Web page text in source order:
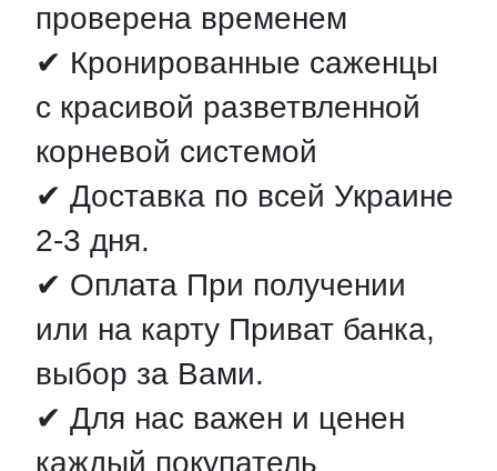
проверена временем
✔ Кронированные саженцы
с красивой разветвленной
корневой системой
✔ Доставка по всей Украине
2-3 дня.
✔ Оплата При получении
или на карту Приват банка,
выбор за Вами.
✔ Для нас важен и ценен
каждый покупатель